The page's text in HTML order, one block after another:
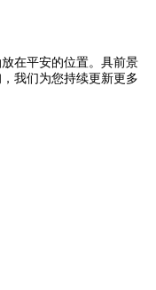
在平安的位置。具前景
我们为您持续更新更多